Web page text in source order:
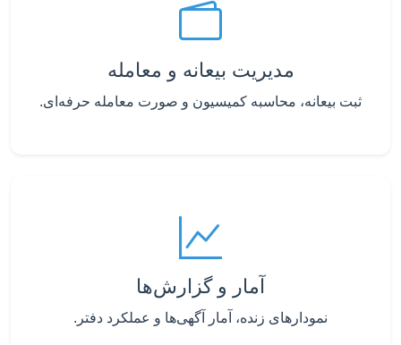
مدیریت بیعانه و معامله
ثبت بیعانه، محاسبه کمیسیون و صورت معامله حرفه‌ای.
آمار و گزارش‌ها
نمودارهای زنده، آمار آگهی‌ها و عملکرد دفتر.